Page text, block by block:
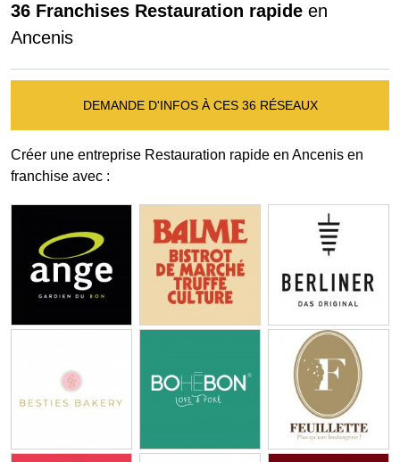
36 Franchises Restauration rapide en
Ancenis
DEMANDE D'INFOS À CES 36 RÉSEAUX
Créer une entreprise Restauration rapide en Ancenis en
franchise avec :